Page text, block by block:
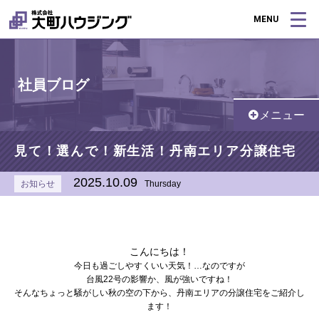
MENU
社員ブログ
メニュー
見て！選んで！新生活！丹南エリア分譲住宅
お知らせ 2025.10.09 Thursday
こんにちは！
今日も過ごしやすくいい天気！…なのですが
台風22号の影響か、風が強いですね！
そんなちょっと騒がしい秋の空の下から、丹南エリアの分譲住宅をご紹介し
ます！